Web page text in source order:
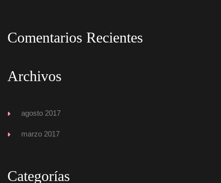
Comentarios Reciente
Archivo
agosto 2017
marzo 2017
Categoría